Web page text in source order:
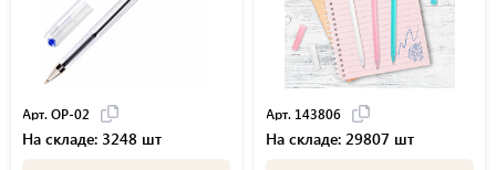
Арт. OP-02
На складе: 3248 шт
Арт. 143806
На складе: 29807 шт